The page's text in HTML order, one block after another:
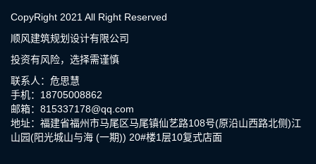
CopyRight 2021 All Right Reserved
顺风建筑规划设计有限公司
投资有风险，选择需谨慎
联系人：危思慧
手机：18705008862
邮箱：815337178@qq.com
地址：福建省福州市马尾区马尾镇仙艺路108号(原沿山西路北侧)江
山园(阳光城山与海 (一期)) 20#楼1层10复式店面